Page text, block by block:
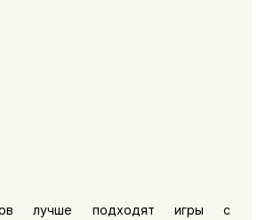
лучше подходят игры с